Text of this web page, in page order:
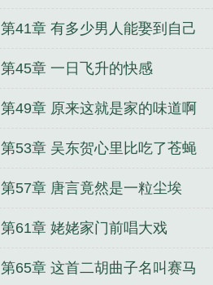
桀骜不驯的样子
第41章 有多少男人能娶到自己
最爱的那个女人
第45章 一日飞升的快感
第49章 原来这就是家的味道啊
第53章 吴东贺心里比吃了苍蝇
还要难受
第57章 唐言竟然是一粒尘埃
第61章 姥姥家门前唱大戏
第65章 这首二胡曲子名叫赛马